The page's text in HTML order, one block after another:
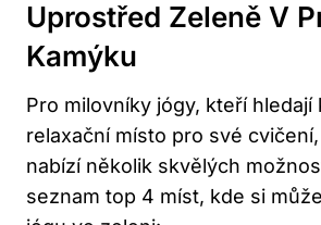
Uprostřed Zeleně V
Kamýku
Pro milovníky jógy, kteří hledají
relaxační místo pro své
nabízí několik skvělých
seznam top 4 míst, kde si